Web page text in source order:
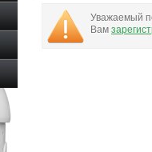
Уважаемый
Вам